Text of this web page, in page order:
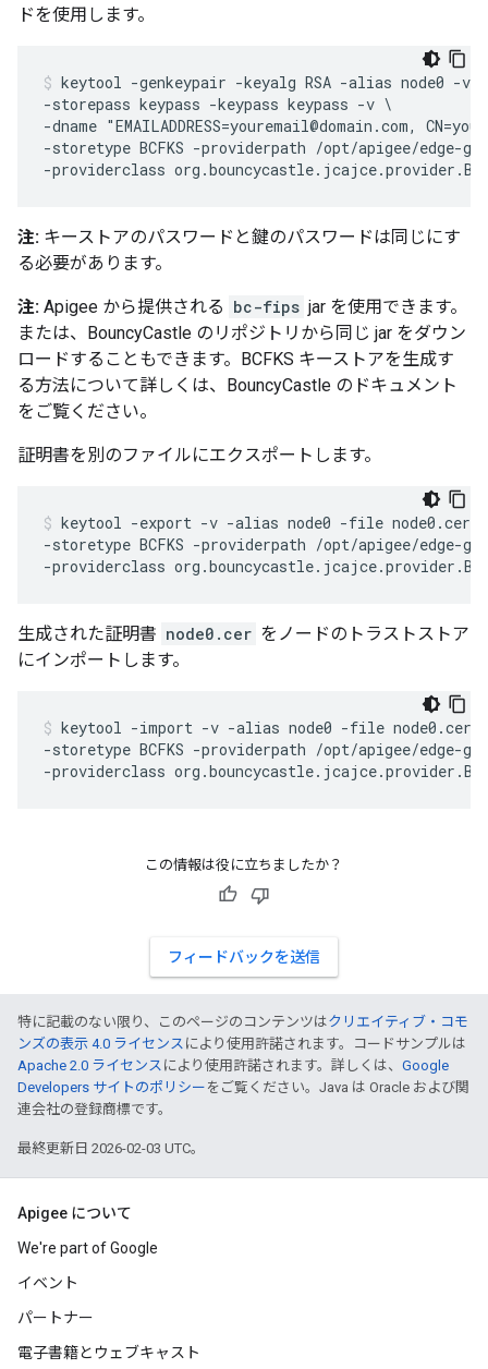
ドを使用します。
keytool -genkeypair -keyalg RSA -alias node0 -
-storepass keypass -keypass keypass -v \
-dname "EMAILADDRESS=youremail@domain.com,
-storetype BCFKS -providerpath /opt/apigee/
注: キーストアのパスワードと鍵のパスワードは同じにす
る必要があります。
注: Apigee から提供される bc-fips jar を使用できます。
または、BouncyCastle のリポジトリから同じ jar をダウン
ロードすることもできます。BCFKS キーストアを生成す
る方法について詳しくは、BouncyCastle のドキュメント
をご覧ください。
証明書を別のファイルにエクスポートします。
keytool -export -v -alias node0 -file node0.cer -
-storetype BCFKS -providerpath /opt/apigee/
生成された証明書 node0.cer をノードのトラストストア
にインポートします。
keytool -import -v -alias node0 -file node0.cer
-storetype BCFKS -providerpath /opt/apigee/
この情報は役に立ちましたか？
フィードバックを送信
特に記載のない限り、このページのコンテンツはクリエイティブ・コモ
ンズの表示 4.0 ライセンス により使用許諾されます。コードサンプルは
Apache 2.0 ライセンス により使用許諾されます。詳しくは、 Google
Developers サイトのポリシー をご覧ください。Java は Oracle および関
連会社の登録商標です。
最終更新日 2026-02-03 UTC。
Apigee について
We're part of Google
イベント
パートナー
電子書籍とウェブキャスト